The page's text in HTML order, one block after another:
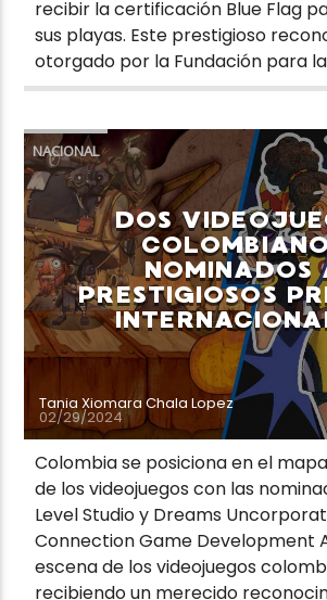
recibir la certificación Blue Flag
sus playas. Este prestigioso
otorgado por la Fundación para
NACIONAL
DOS
NOMINADOS
PRESTIGIOSOS
Tania Xiomara Chala Lopez
02/29/2024
Colombia se posiciona en el
de los videojuegos con las
Level Studio y Dreams
Connection Game Development
escena de los videojuegos
recibiendo un merecido